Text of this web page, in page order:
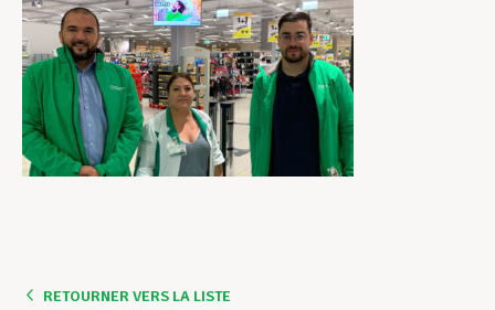
RETOURNER VERS LA LISTE